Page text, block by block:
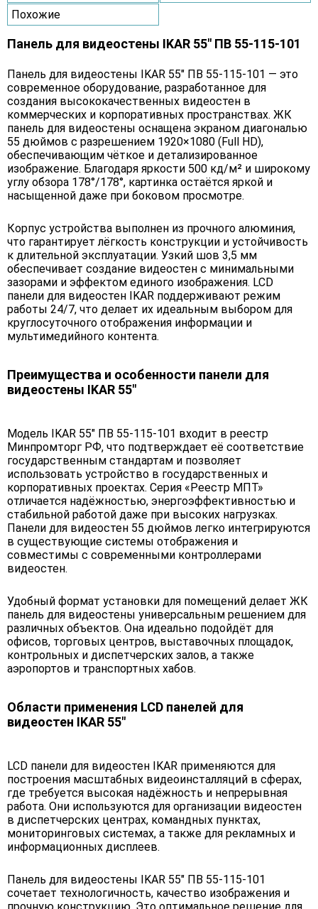
Похожие
Панель для видеостены IKAR 55" ПВ 55-115-101
Панель для видеостены IKAR 55" ПВ 55-115-101 — это
современное оборудование, разработанное для
создания высококачественных видеостен в
коммерческих и корпоративных пространствах. ЖК
панель для видеостены оснащена экраном диагональю
55 дюймов с разрешением 1920×1080 (Full HD),
обеспечивающим чёткое и детализированное
изображение. Благодаря яркости 500 кд/м² и широкому
углу обзора 178°/178°, картинка остаётся яркой и
насыщенной даже при боковом просмотре.
Корпус устройства выполнен из прочного алюминия,
что гарантирует лёгкость конструкции и устойчивость
к длительной эксплуатации. Узкий шов 3,5 мм
обеспечивает создание видеостен с минимальными
зазорами и эффектом единого изображения. LCD
панели для видеостен IKAR поддерживают режим
работы 24/7, что делает их идеальным выбором для
круглосуточного отображения информации и
мультимедийного контента.
Преимущества и особенности панели для
видеостены IKAR 55"
Модель IKAR 55" ПВ 55-115-101 входит в реестр
Минпромторг РФ, что подтверждает её соответствие
государственным стандартам и позволяет
использовать устройство в государственных и
корпоративных проектах. Серия «Реестр МПТ»
отличается надёжностью, энергоэффективностью и
стабильной работой даже при высоких нагрузках.
Панели для видеостен 55 дюймов легко интегрируются
в существующие системы отображения и
совместимы с современными контроллерами
видеостен.
Удобный формат установки для помещений делает ЖК
панель для видеостены универсальным решением для
различных объектов. Она идеально подойдёт для
офисов, торговых центров, выставочных площадок,
контрольных и диспетчерских залов, а также
аэропортов и транспортных хабов.
Области применения LCD панелей для
видеостен IKAR 55"
LCD панели для видеостен IKAR применяются для
построения масштабных видеоинсталляций в сферах,
где требуется высокая надёжность и непрерывная
работа. Они используются для организации видеостен
в диспетчерских центрах, командных пунктах,
мониторинговых системах, а также для рекламных и
информационных дисплеев.
Панель для видеостены IKAR 55" ПВ 55-115-101
сочетает технологичность, качество изображения и